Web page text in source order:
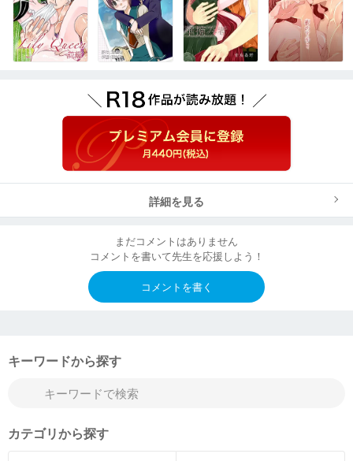
詳細を見る
まだコメントはありません
コメントを書いて先生を応援しよう！
コメントを書く
キーワードから探す
カテゴリから探す